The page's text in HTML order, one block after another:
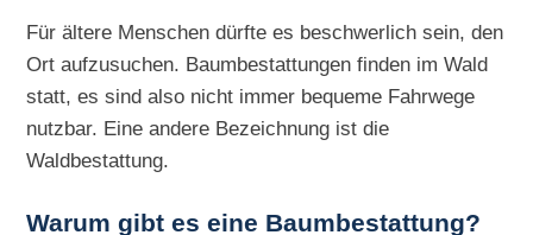
Für ältere Menschen dürfte es beschwerlich sein, den
Ort aufzusuchen. Baumbestattungen finden im Wald
statt, es sind also nicht immer bequeme Fahrwege
nutzbar. Eine andere Bezeichnung ist die
Waldbestattung.
Warum gibt es eine Baumbestattung?